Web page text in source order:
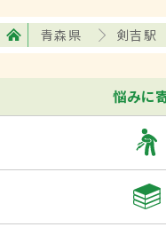
青森県 剣吉駅
悩みに